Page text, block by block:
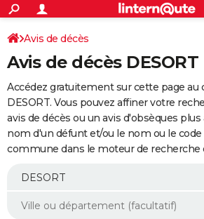
ACTUALITÉS
Politique
Société
Faits Divers
Education
Monde
Villes
+
SPORT
Coupe du monde 2026
Football
Tennis
Cyclisme
Rugby
Forum
Programme TV
TNT
Streaming
Cinéma
Sorties cinéma
Musique
+
FINANCE
Retraite
Epargne
Immobilier
Risques naturels par ville
Banque
Assurance
AUTO
Essais
Réserver un essai
Citadines
Berlines
SUV
Forum auto
+
Mobiles
Meilleur smartphone
Internet
Ordinateurs
Jeux vidéo
Guide high-tech
Aménagement intérieur
Avis de décès
Avis de décès DESORT
Accédez gratuitement sur cette page au
DESORT. Vous pouvez affiner votre
avis de décès ou un avis d'obsèques
nom d'un défunt et/ou le nom ou le
commune dans le moteur de recherche